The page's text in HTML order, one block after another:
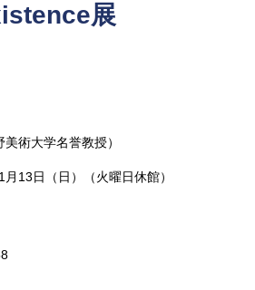
展
術大学名誉教授）
13日（日）（火曜日休館）